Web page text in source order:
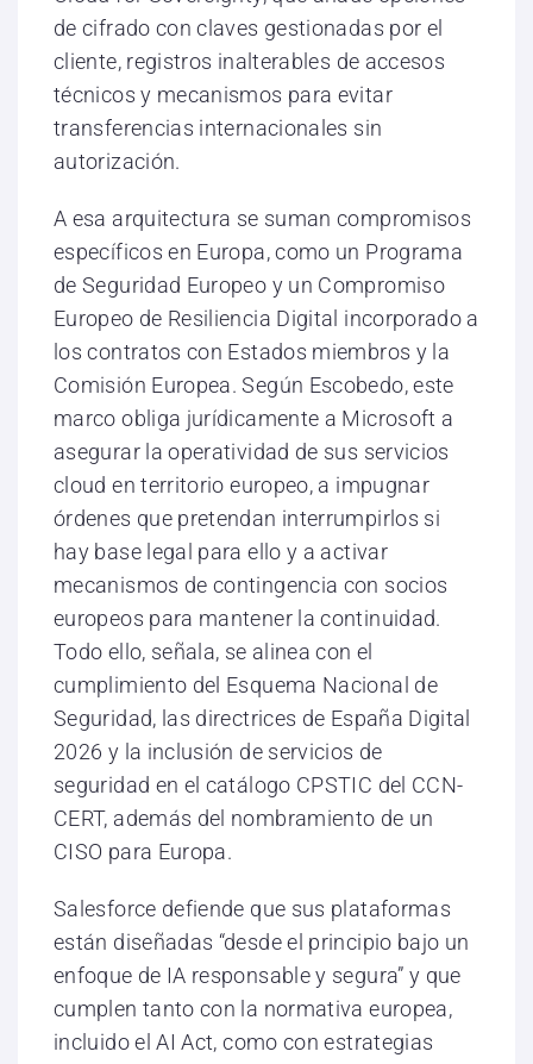
de cifrado con claves gestionadas por el
cliente, registros inalterables de accesos
técnicos y mecanismos para evitar
transferencias internacionales sin
autorización.
A esa arquitectura se suman compromisos
específicos en Europa, como un Programa
de Seguridad Europeo y un Compromiso
Europeo de Resiliencia Digital incorporado a
los contratos con Estados miembros y la
Comisión Europea. Según Escobedo, este
marco obliga jurídicamente a Microsoft a
asegurar la operatividad de sus servicios
cloud en territorio europeo, a impugnar
órdenes que pretendan interrumpirlos si
hay base legal para ello y a activar
mecanismos de contingencia con socios
europeos para mantener la continuidad.
Todo ello, señala, se alinea con el
cumplimiento del Esquema Nacional de
Seguridad, las directrices de España Digital
2026 y la inclusión de servicios de
seguridad en el catálogo CPSTIC del CCN-
CERT, además del nombramiento de un
CISO para Europa.
Salesforce defiende que sus plataformas
están diseñadas “desde el principio bajo un
enfoque de IA responsable y segura” y que
cumplen tanto con la normativa europea,
incluido el AI Act, como con estrategias